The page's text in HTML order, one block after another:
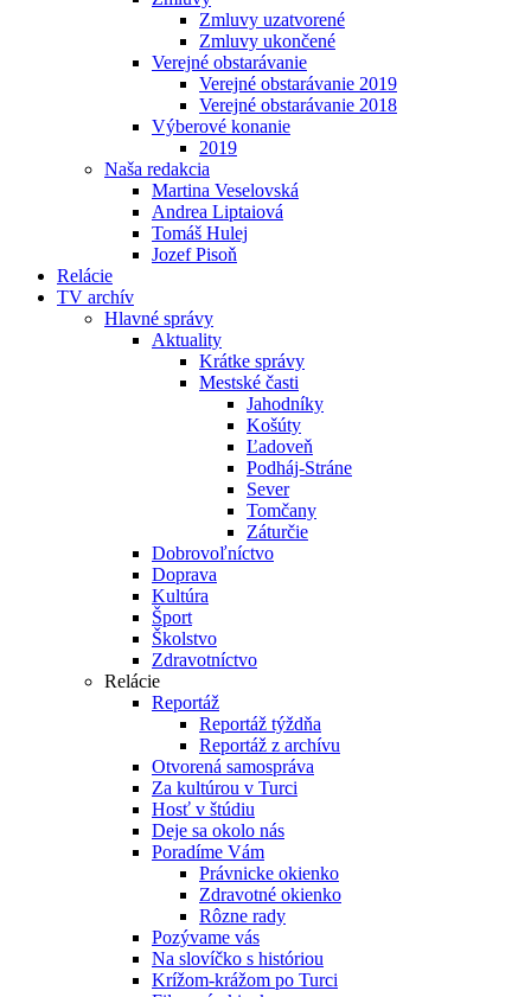
Zmluvy uzatvorené
Zmluvy ukončené
Verejné obstarávanie
Verejné obstarávanie 2019
Verejné obstarávanie 2018
Výberové konanie
2019
Naša redakcia
Martina Veselovská
Andrea Liptaiová
Tomáš Hulej
Jozef Pisoň
Relácie
TV archív
Hlavné správy
Aktuality
Krátke správy
Mestské časti
Jahodníky
Košúty
Ľadoveň
Podháj-Stráne
Sever
Tomčany
Záturčie
Dobrovoľníctvo
Doprava
Kultúra
Šport
Školstvo
Zdravotníctvo
Relácie
Reportáž
Reportáž týždňa
Reportáž z archívu
Otvorená samospráva
Za kultúrou v Turci
Hosť v štúdiu
Deje sa okolo nás
Poradíme Vám
Právnicke okienko
Zdravotné okienko
Rôzne rady
Pozývame vás
Na slovíčko s históriou
Krížom-krážom po Turci